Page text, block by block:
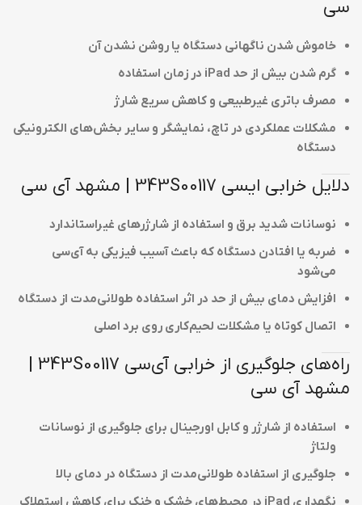
سی
خاموش شدن ناگهانی دستگاه یا روشن نشدن آن
گرم شدن بیش از حد iPad در زمان استفاده
مصرف باتری غیرطبیعی و کاهش سریع شارژ
مشکلات عملکردی در تاچ، نمایشگر و سایر بخش‌های الکترونیکی
دستگاه
دلایل خرابی ایسی 343S00117 | مشهد آی سی
نوسانات شدید برق و استفاده از شارژرهای غیراستاندارد
ضربه یا افتادن دستگاه که باعث آسیب فیزیکی به آی‌سی
می‌شود
افزایش دمای بیش از حد در اثر استفاده طولانی‌مدت از دستگاه
اتصال کوتاه یا مشکلات لحیم‌کاری روی برد اصلی
مشهد آی سی
استفاده از شارژر و کابل اورجینال برای جلوگیری از نوسانات
ولتاژ
جلوگیری از استفاده طولانی‌مدت از دستگاه در دمای بالا